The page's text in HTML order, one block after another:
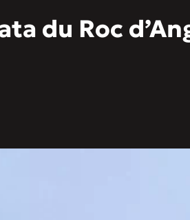
du Roc